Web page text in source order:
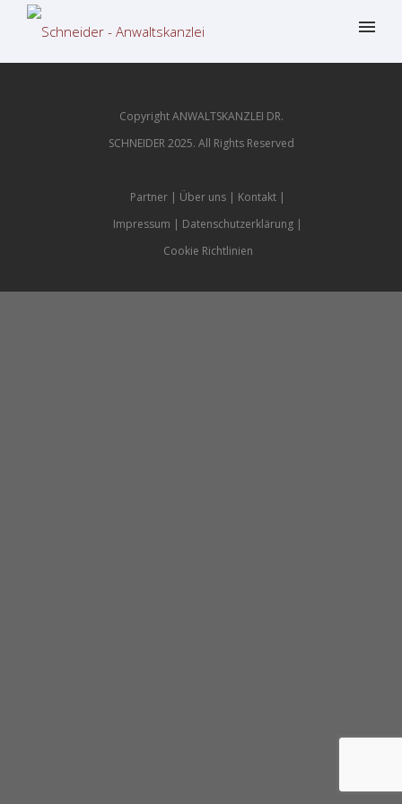
Copyright ANWALTSKANZLEI DR.
SCHNEIDER 2025. All Rights Reserved
Partner Über uns
Kontakt
Impressum
Datenschutzerklärung
Cookie Richtlinien